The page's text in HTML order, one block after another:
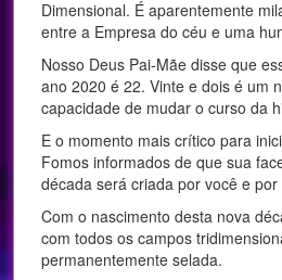
Dimensional. É aparentemente
entre a Empresa do céu e uma
Nosso Deus Pai-Mãe disse que
ano 2020 é 22. Vinte e dois é um
capacidade de mudar o curso da
E o momento mais crítico para
Fomos informados de que sua
década será criada por você e
Com o nascimento desta nova
com todos os campos
permanentemente selada.